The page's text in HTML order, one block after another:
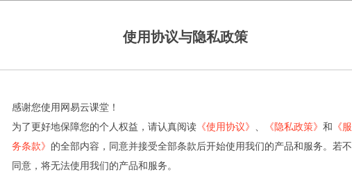
使用协议与隐私政策
感谢您使用网易云课堂！
为了更好地保障您的个人权益，请认真阅读 《使用协议》 《隐私政策》 和 《服
务条款》 的全部内容，同意并接受全部条款后开始使用我们的产品和服务。若不
同意，将无法使用我们的产品和服务。